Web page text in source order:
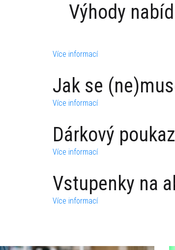
Výhody
Více informací
Jak se
Více informací
Dárkový poukaz
Více informací
Vstupenky na
Více informací